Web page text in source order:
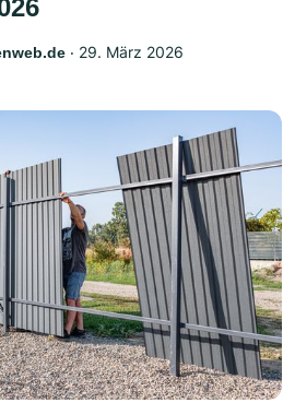
‧ 29. März 2026